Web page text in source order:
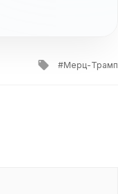
Tagged
Мерц-Трамп